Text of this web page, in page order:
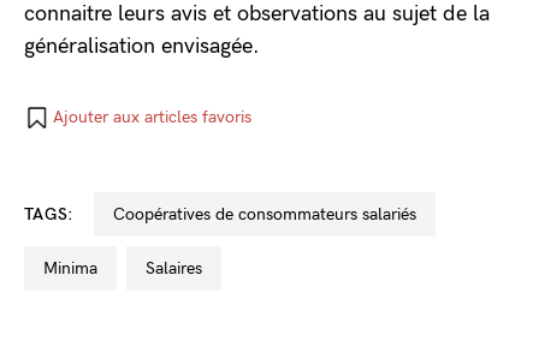
connaitre leurs avis et observations au sujet de la
généralisation envisagée.
Ajouter aux articles favoris
TAGS: coopératives de consommateurs salariés
minima salaires